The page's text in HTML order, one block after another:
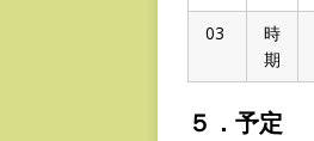
03
時
期
５．予定